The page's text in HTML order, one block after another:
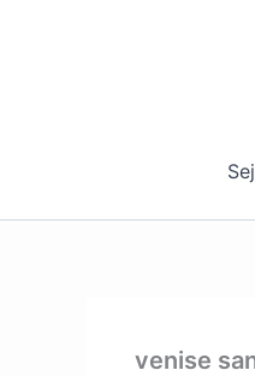
venise